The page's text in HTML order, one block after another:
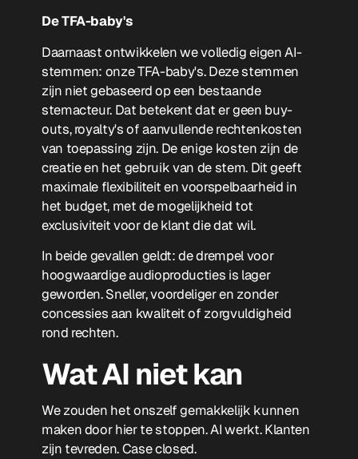
De TFA-baby's
Daarnaast ontwikkelen we volledig eigen AI-
stemmen: onze TFA-baby's. Deze stemmen
zijn niet gebaseerd op een bestaande
stemacteur. Dat betekent dat er geen buy-
outs, royalty's of aanvullende rechtenkosten
van toepassing zijn. De enige kosten zijn de
creatie en het gebruik van de stem. Dit geeft
maximale flexibiliteit en voorspelbaarheid in
het budget, met de mogelijkheid tot
exclusiviteit voor de klant die dat wil.
In beide gevallen geldt: de drempel voor
hoogwaardige audioproducties is lager
geworden. Sneller, voordeliger en zonder
concessies aan kwaliteit of zorgvuldigheid
rond rechten.
Wat AI niet kan
We zouden het onszelf gemakkelijk kunnen
maken door hier te stoppen. AI werkt. Klanten
zijn tevreden. Case closed.